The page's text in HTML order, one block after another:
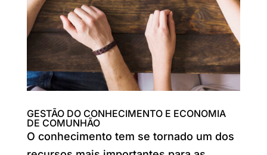
GESTÃO DO CONHECIMENTO E ECONOMIA
DE COMUNHÃO
O conhecimento tem se tornado um dos